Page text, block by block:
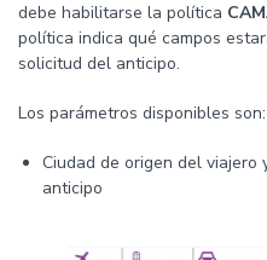
debe habilitarse la política
política indica qué campos
solicitud del anticipo.
Los parámetros disponibles son:
Ciudad de origen del
anticipo